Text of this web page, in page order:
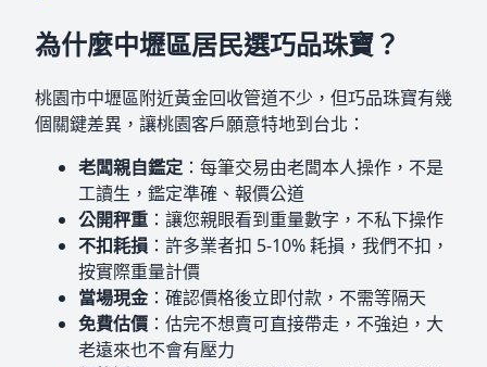
為什麼中壢區居民選巧品珠寶？
桃園市中壢區附近黃金回收管道不少，但巧品珠寶有幾
個關鍵差異，讓桃園客戶願意特地到台北：
老闆親自鑑定 ：每筆交易由老闆本人操作，不是
工讀生，鑑定準確、報價公道
公開秤重 ：讓您親眼看到重量數字，不私下操作
不扣耗損 ：許多業者扣 5-10% 耗損，我們不扣，
按實際重量計價
當場現金 ：確認價格後立即付款，不需等隔天
免費估價 ：估完不想賣可直接帶走，不強迫，大
老遠來也不會有壓力